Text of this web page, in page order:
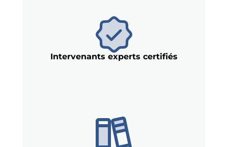
Intervenants experts certifiés